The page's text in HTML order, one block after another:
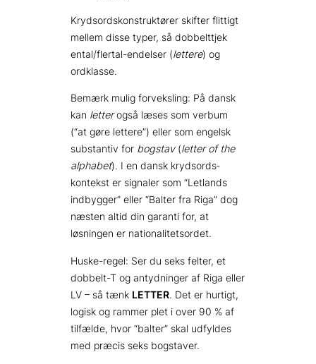
Krydsordskonstruktører skifter flittigt
mellem disse typer, så dobbelttjek
ental/flertal-endelser (lettere) og
ordklasse.
Bemærk mulig forveksling: På dansk
kan letterogså læses som verbum
(“at gøre lettere”) eller som engelsk
substantiv for bogstav(letter of the
alphabet). I en dansk krydsords­
kontekst er signaler som “Letlands
indbygger” eller “Balter fra Riga” dog
næsten altid din garanti for, at
løsningen er nationalitetsordet.
Huske-regel: Ser du seks felter, et
dobbelt-T og antydninger af Riga eller
LV – så tænk LETTER. Det er hurtigt,
logisk og rammer plet i over 90 % af
tilfælde, hvor “balter” skal udfyldes
med præcis seks bogstaver.